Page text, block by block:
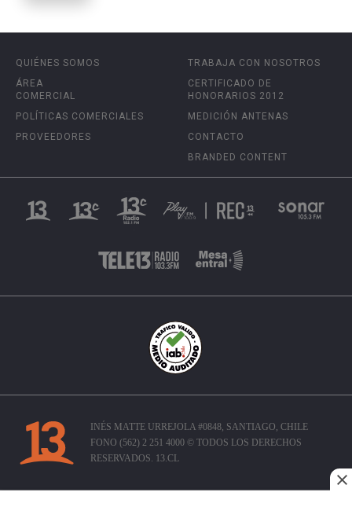
QUIÉNES SOMOS
ÁREA
COMERCIAL
POLÍTICAS COMERCIALES
PROVEEDORES
TRABAJA CON NOSOTROS
CERTIFICADO DE
HONORARIOS 2012
MEDICIÓN ANTENAS
CONTACTO
BRANDED CONTENT
INÉS MATTE URREJOLA #0848, SANTIAGO, CHILE
FONO (562) 2 251 4000 © TODOS LOS DERECHOS
RESERVADOS. 13.CL